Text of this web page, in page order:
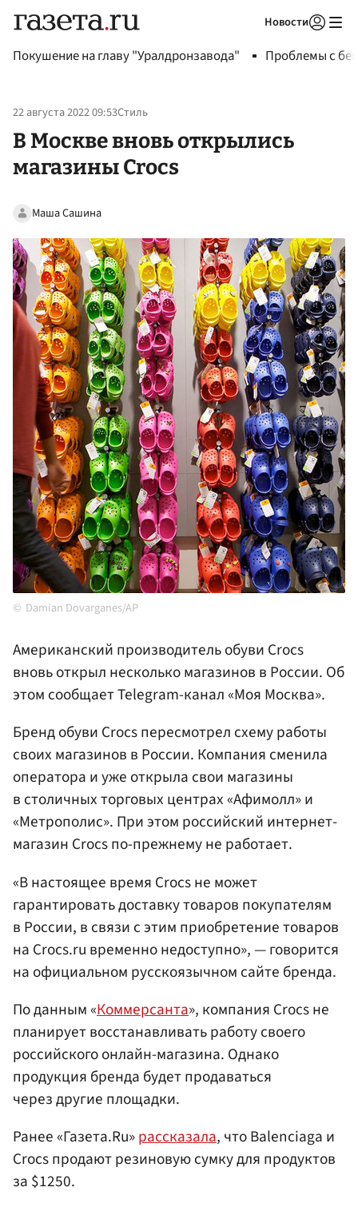
Новости
Покушение на главу "Уралдронзавода" Проблемы с
22 августа 2022 09:53Стиль
В Москве вновь открылись
магазины Crocs
Маша Сашина
Damian Dovarganes/AP
Американский производитель обуви Crocs
вновь открыл несколько магазинов в России. Об
этом сообщает Telegram-канал «Моя Москва».
Бренд обуви Crocs пересмотрел схему работы
своих магазинов в России. Компания сменила
оператора и уже открыла свои магазины
в столичных торговых центрах «Афимолл» и
«Метрополис». При этом российский интернет-
магазин Crocs по-прежнему не работает.
«В настоящее время Crocs не может
гарантировать доставку товаров покупателям
в России, в связи с этим приобретение товаров
на Crocs.ru временно недоступно», — говорится
на официальном русскоязычном сайте бренда.
По данным «Коммерсанта», компания Crocs не
планирует восстанавливать работу своего
российского онлайн-магазина. Однако
продукция бренда будет продаваться
через другие площадки.
Ранее «Газета.Ru»рассказала, что Balenciaga и
Crocs продают резиновую сумку для продуктов
за $1250.